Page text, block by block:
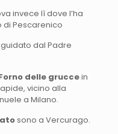
invece lì dove l’ha
di Pescarenico
dal Padre
delle gruccein
vicino alla
a Milano.
sono a Vercurago.